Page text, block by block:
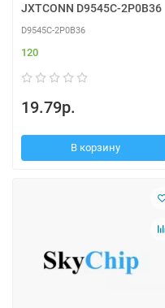
JXTCONN D9545C-2P0B36
D9545C-2P0B36
120
19.79р.
В корзину